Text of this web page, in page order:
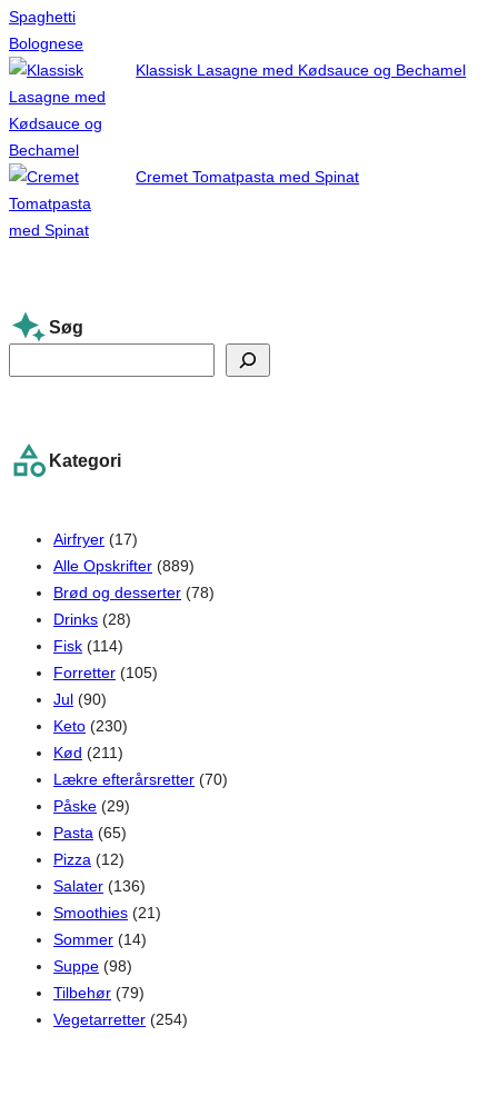
Klassisk Lasagne med Kødsauce og Bechamel
Cremet Tomatpasta med Spinat
Søg
e
c
Kategori
Airfryer (17)
Alle Opskrifter (889)
Brød og desserter (78)
Drinks (28)
Fisk (114)
Forretter (105)
Jul (90)
Keto (230)
Kød (211)
Lækre efterårsretter (70)
Påske (29)
Pasta (65)
Pizza (12)
Salater (136)
Smoothies (21)
Sommer (14)
Suppe (98)
Tilbehør (79)
Vegetarretter (254)